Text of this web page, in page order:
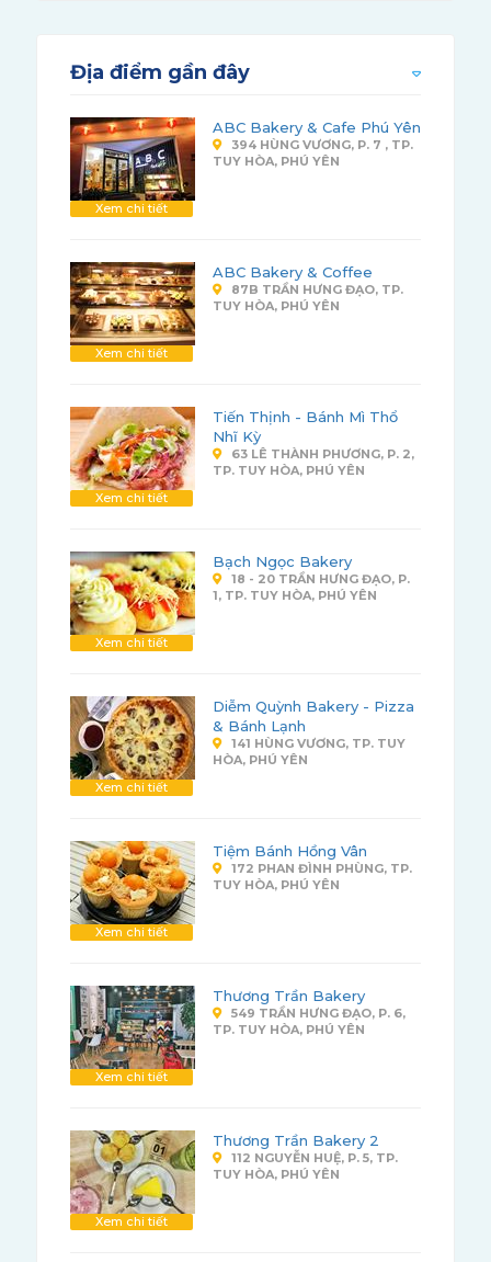
Địa điểm gần đây
Xem chi tiết
ABC Bakery & Cafe Phú Yên
394 HÙNG VƯƠNG, P. 7 , TP.
TUY HÒA, PHÚ YÊN
Xem chi tiết
ABC Bakery & Coffee
87B TRẦN HƯNG ĐẠO, TP.
TUY HÒA, PHÚ YÊN
Xem chi tiết
Tiến Thịnh - Bánh Mì Thổ
Nhĩ Kỳ
63 LÊ THÀNH PHƯƠNG, P. 2,
TP. TUY HÒA, PHÚ YÊN
Xem chi tiết
Bạch Ngọc Bakery
18 - 20 TRẦN HƯNG ĐẠO, P.
1, TP. TUY HÒA, PHÚ YÊN
Xem chi tiết
Diễm Quỳnh Bakery - Pizza
& Bánh Lạnh
141 HÙNG VƯƠNG, TP. TUY
HÒA, PHÚ YÊN
Xem chi tiết
Tiệm Bánh Hồng Vân
172 PHAN ĐÌNH PHÙNG, TP.
TUY HÒA, PHÚ YÊN
Xem chi tiết
Thương Trần Bakery
549 TRẦN HƯNG ĐẠO, P. 6,
TP. TUY HÒA, PHÚ YÊN
Xem chi tiết
Thương Trần Bakery 2
112 NGUYỄN HUỆ, P. 5, TP.
TUY HÒA, PHÚ YÊN